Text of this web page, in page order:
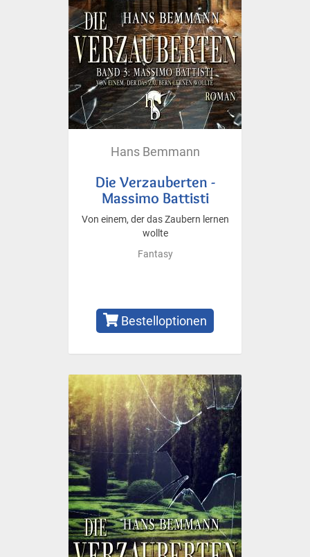
Hans Bemmann
Die Verzauberten -
Massimo Battisti
Von einem, der das Zaubern lernen
wollte
Fantasy
Bestelloptionen